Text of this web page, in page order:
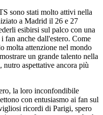
sono stati molto attivi nella
a Madrid il 26 e 27
esibirsi sul palco con una
fan anche dall'estero. Come
molta attenzione nel mondo
un grande talento nella
nutro aspettative ancora più
la loro inconfondibile
con entusiasmo ai fan sul
ricordi di Parigi, spero